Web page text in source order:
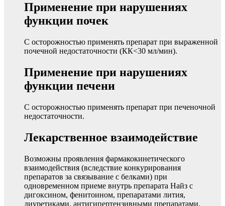
Применение при нарушениях
функции почек
С осторожностью применять препарат при выраженной
почечной недостаточности (КК<30 мл/мин).
Применение при нарушениях
функции печени
С осторожностью применять препарат при печеночной
недостаточности.
Лекарственное взаимодействие
Возможны проявления фармакокинетического
взаимодействия (вследствие конкурирования
препаратов за связывание с белками) при
одновременном приеме внутрь препарата Найз с
дигоксином, фенитоином, препаратами лития,
диуретиками, антигипертензивными препаратами,